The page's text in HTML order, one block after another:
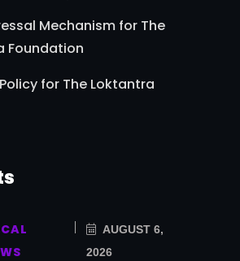
Mechanism for The
Foundation
for The Loktantra
AUGUST 6,
2026